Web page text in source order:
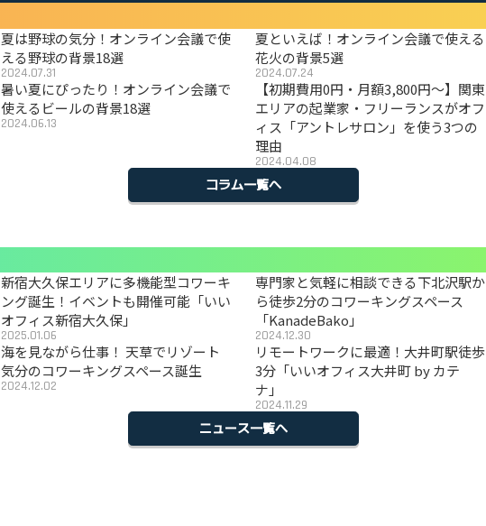
夏は野球の気分！オンライン会議で使
える野球の背景18選
2024.07.31
夏といえば！オンライン会議で使える
花火の背景5選
2024.07.24
暑い夏にぴったり！オンライン会議で
使えるビールの背景18選
2024.06.13
【初期費用0円・月額3,800円〜】関東
エリアの起業家・フリーランスがオフ
ィス「アントレサロン」を使う3つの
理由
2024.04.08
コラム一覧へ
新宿大久保エリアに多機能型コワーキ
ング誕生！イベントも開催可能「いい
オフィス新宿大久保」
2025.01.06
専門家と気軽に相談できる下北沢駅か
ら徒歩2分のコワーキングスペース
「KanadeBako」
2024.12.30
海を見ながら仕事！ 天草でリゾート
気分のコワーキングスペース誕生
2024.12.02
リモートワークに最適！大井町駅徒歩
3分「いいオフィス大井町 by カテ
ナ」
2024.11.29
ニュース一覧へ